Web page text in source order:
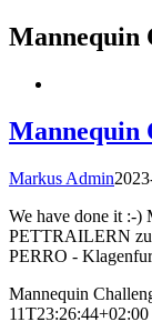
Mannequin
Mannequin
Markus Admin
We have done it :-)
PETTRAILERN
PERRO -
Mannequin
11T23:26:44+02:00